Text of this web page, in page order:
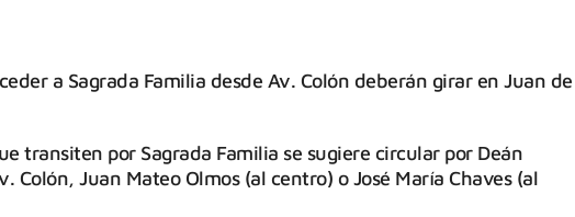
a Sagrada Familia desde Av. Colón deberán girar en Juan de
transiten por Sagrada Familia se sugiere circular por Deán
Colón, Juan Mateo Olmos (al centro) o José María Chaves (al